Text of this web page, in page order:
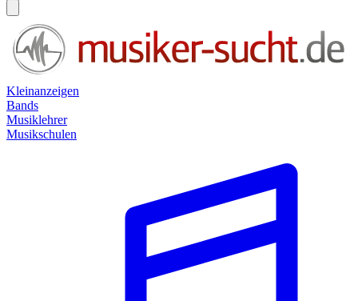
Kleinanzeigen
Bands
Musiklehrer
Musikschulen